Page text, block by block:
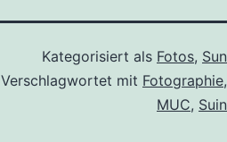
Kategorisiert als Fotos, Sun
Verschlagwortet mit Fotographie,
MUC, Suin